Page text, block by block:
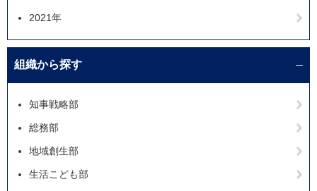
2021年
組織から探す
知事戦略部
総務部
地域創生部
生活こども部